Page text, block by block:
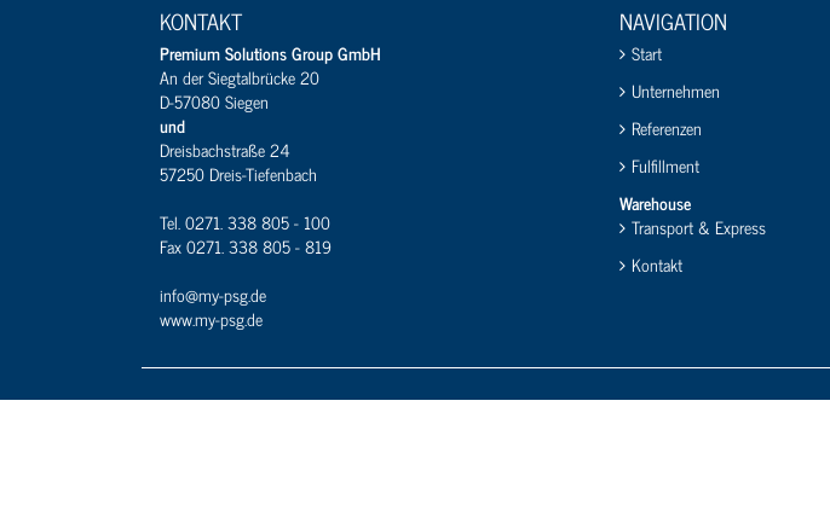
KONTAKT
Premium Solutions Group GmbH
An der Siegtalbrücke 20
D-57080 Siegen
und
Dreisbachstraße 24
57250 Dreis-Tiefenbach
Tel. 0271. 338 805 - 100
Fax 0271. 338 805 - 819
info@my-psg.de
www.my-psg.de
NAVIGATION
Start
Unternehmen
Referenzen
Fulfillment
Warehouse
Transport & Express
Kontakt